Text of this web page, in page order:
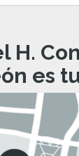
H.
es